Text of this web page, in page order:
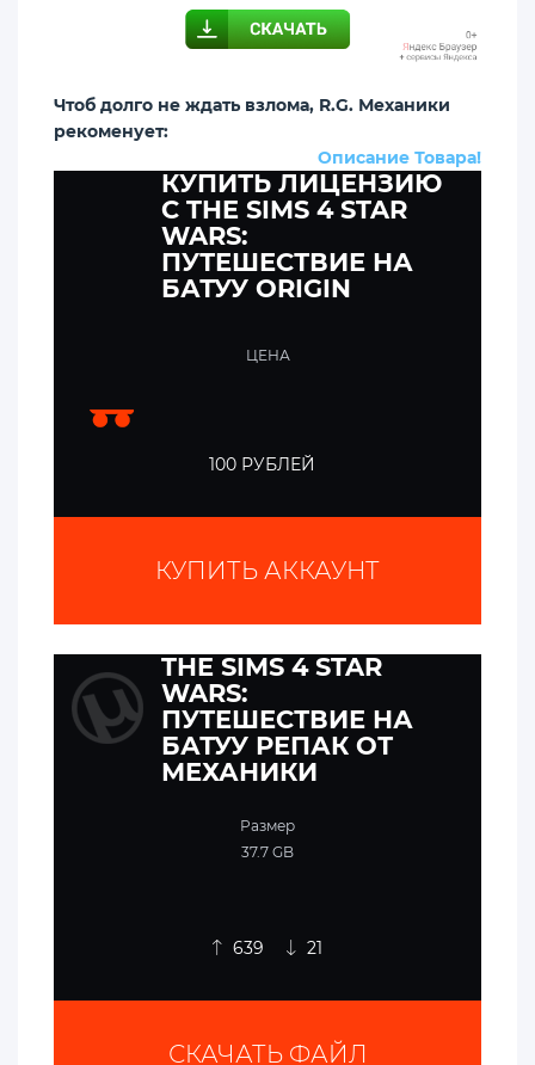
Чтоб долго не ждать взлома, R.G. Механики
рекоменует:
Описание Товара!
КУПИТЬ ЛИЦЕНЗИЮ
C THE SIMS 4 STAR
WARS:
ПУТЕШЕСТВИЕ НА
БАТУУ ORIGIN
ЦЕНА
100 РУБЛЕЙ
КУПИТЬ АККАУНТ
THE SIMS 4 STAR
WARS:
ПУТЕШЕСТВИЕ НА
БАТУУ РЕПАК ОТ
МЕХАНИКИ
Размер
37.7 GB
639 21
СКАЧАТЬ ФАЙЛ